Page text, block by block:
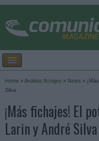
Home »Análisis fichajes » News »
Silva
¡Más fichajes! El
Larin y André Silva